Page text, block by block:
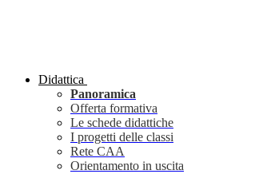
Didattica
Panoramica
Offerta formativa
Le schede didattiche
I progetti delle classi
Rete CAA
Orientamento in uscita